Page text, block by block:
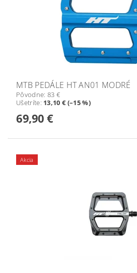
MTB PEDÁLE HT AN01 MODRÉ
Pôvodne: 83 €
Ušetríte: 13,10 € (–15 %)
69,90 €
Akcia